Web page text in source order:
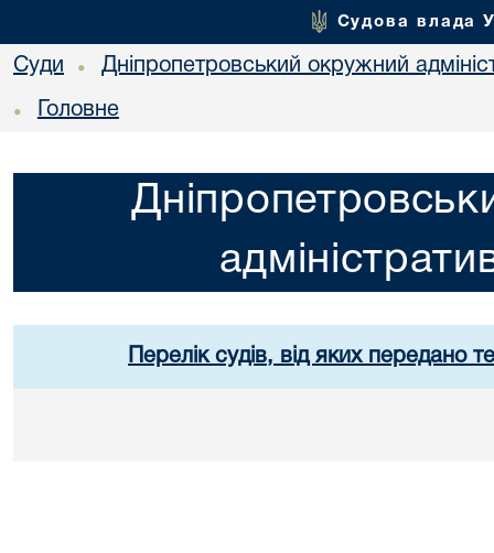
Судова влада
Суди • Дніпропетровський окружний
• Головне
Перелік судів, від яких передано